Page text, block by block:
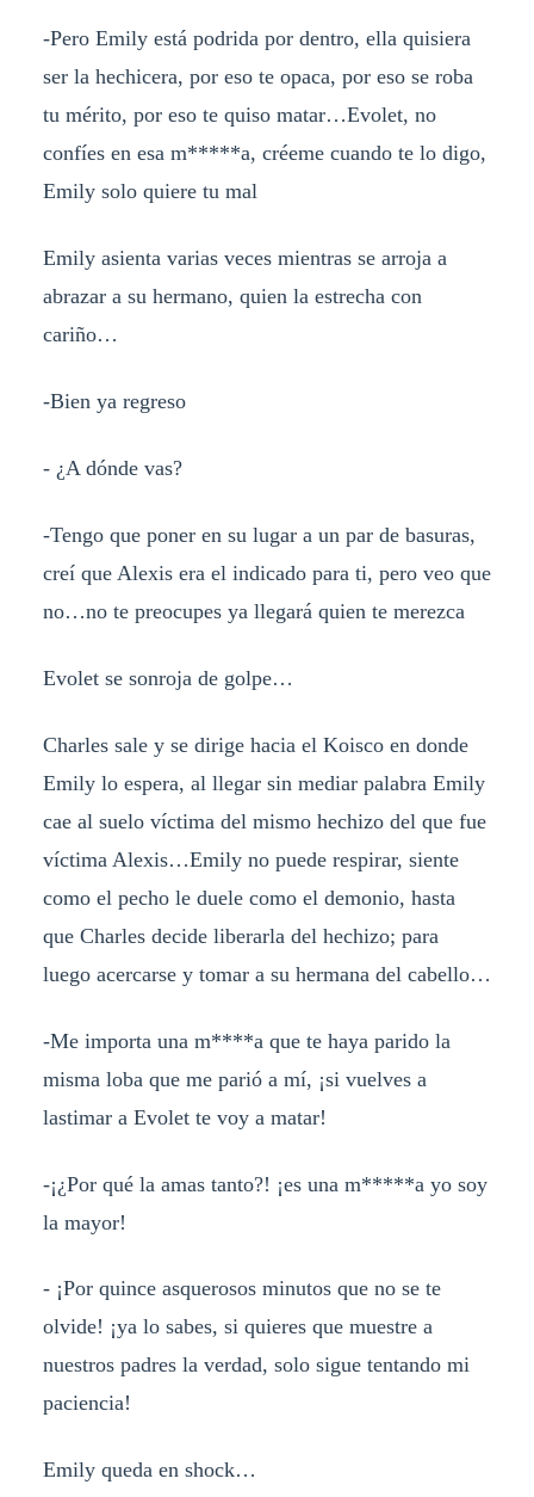
-Pero Emily está podrida por dentro, ella quisiera
ser la hechicera, por eso te opaca, por eso se roba
tu mérito, por eso te quiso matar…Evolet, no
confíes en esa m*****a, créeme cuando te lo digo,
Emily solo quiere tu mal
Emily asienta varias veces mientras se arroja a
abrazar a su hermano, quien la estrecha con
cariño…
-Bien ya regreso
- ¿A dónde vas?
-Tengo que poner en su lugar a un par de basuras,
creí que Alexis era el indicado para ti, pero veo que
no…no te preocupes ya llegará quien te merezca
Evolet se sonroja de golpe…
Charles sale y se dirige hacia el Koisco en donde
Emily lo espera, al llegar sin mediar palabra Emily
cae al suelo víctima del mismo hechizo del que fue
víctima Alexis…Emily no puede respirar, siente
como el pecho le duele como el demonio, hasta
que Charles decide liberarla del hechizo; para
luego acercarse y tomar a su hermana del cabello…
-Me importa una m****a que te haya parido la
misma loba que me parió a mí, ¡si vuelves a
lastimar a Evolet te voy a matar!
-¡¿Por qué la amas tanto?! ¡es una m*****a yo soy
la mayor!
- ¡Por quince asquerosos minutos que no se te
olvide! ¡ya lo sabes, si quieres que muestre a
nuestros padres la verdad, solo sigue tentando mi
paciencia!
Emily queda en shock…